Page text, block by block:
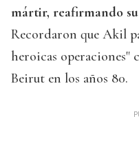
mártir, reafirmando
Recordaron que Akil
heroicas operaciones"
Beirut en los años 80.